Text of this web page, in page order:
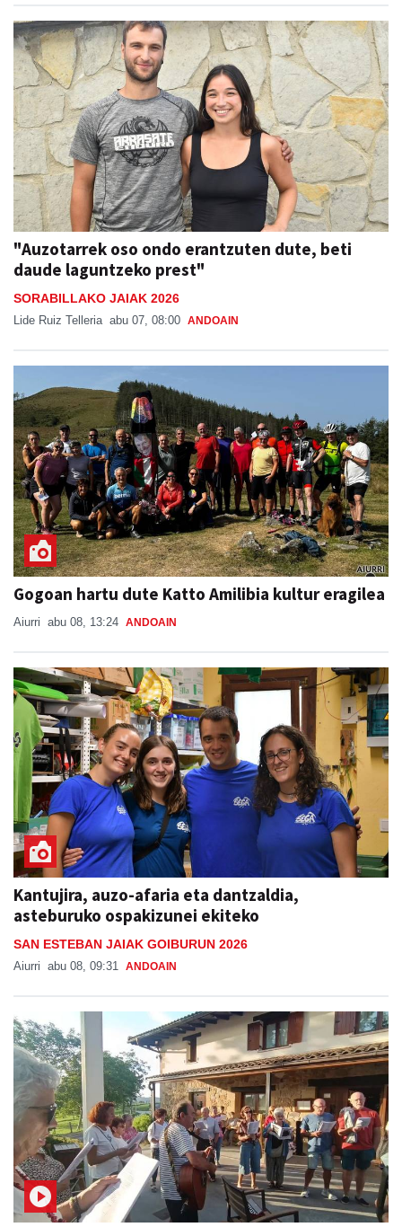
"Auzotarrek oso ondo erantzuten dute, beti
daude laguntzeko prest"
SORABILLAKO JAIAK 2026
Lide Ruiz Telleria abu 07, 08:00 ANDOAIN
Gogoan hartu dute Katto Amilibia kultur eragilea
Aiurri abu 08, 13:24 ANDOAIN
Kantujira, auzo-afaria eta dantzaldia,
asteburuko ospakizunei ekiteko
SAN ESTEBAN JAIAK GOIBURUN 2026
Aiurri abu 08, 09:31 ANDOAIN